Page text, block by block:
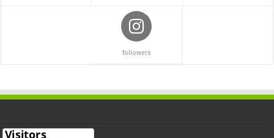
followers